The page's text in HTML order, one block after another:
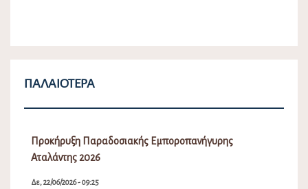
ΠΑΛΑΙΌΤΕΡΑ
Προκήρυξη Παραδοσιακής Εμποροπανήγυρης
Αταλάντης 2026
Δε, 22/06/2026 - 09:25